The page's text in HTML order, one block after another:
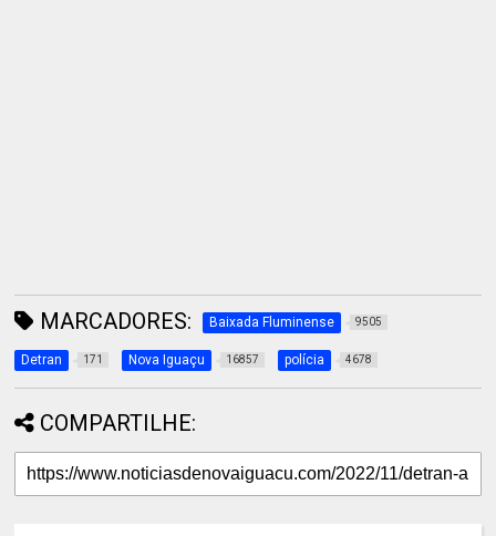
MARCADORES: Baixada Fluminense 9505
Detran 171 Nova Iguaçu 16857 polícia 4678
COMPARTILHE: